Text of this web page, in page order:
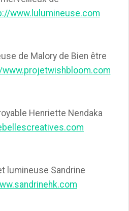
www.lulumineuse.com
de Malory de Bien être
www.projetwishbloom.com
Henriette Nendaka
lumineuse Sandrine